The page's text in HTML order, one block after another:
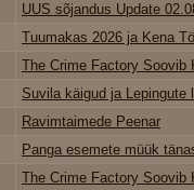
UUS sõjandus Update
Tuumakas 2026 ja Kena
The Crime Factory Soovib
Suvila käigud ja Lepingute
Ravimtaimede Peenar
Panga esemete müük
The Crime Factory Soovib